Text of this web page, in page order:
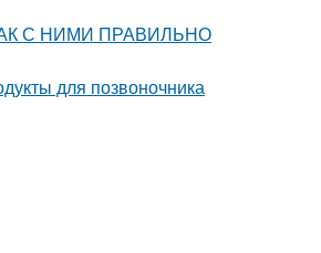
С НИМИ ПРАВИЛЬНО
для позвоночника